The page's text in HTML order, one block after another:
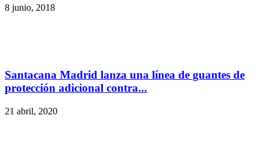
8 junio, 2018
Santacana Madrid lanza una línea de guantes de
protección adicional contra...
21 abril, 2020